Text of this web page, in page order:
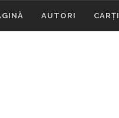
AUTORI CARȚI